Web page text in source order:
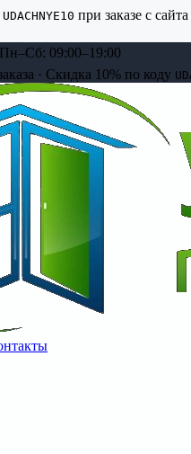
UDACHNYE10 при заказе с сайта
Пн–Сб: 09:00–19:00
· Скидка 10% по коду